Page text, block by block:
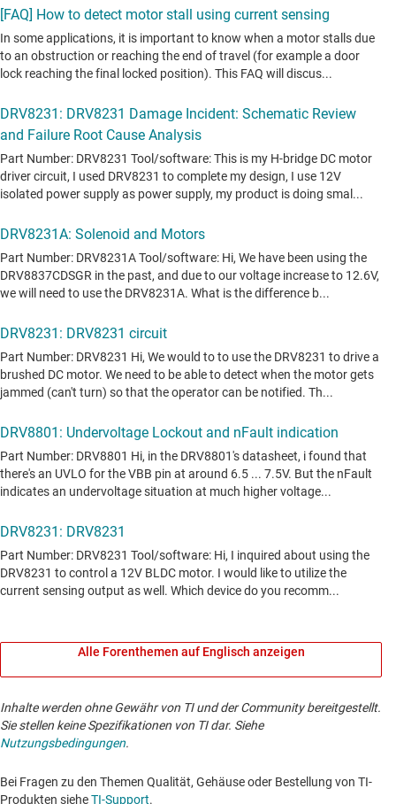
Alle Forenthemen auf Englisch anzeigen
Inhalte werden ohne Gewähr von TI und der Community bereitgestellt.
Sie stellen keine Spezifikationen von TI dar. Siehe
Nutzungsbedingungen.
Bei Fragen zu den Themen Qualität, Gehäuse oder Bestellung von TI-
Produkten sieheTI-Support. ​​​​​​​​​​​​​​